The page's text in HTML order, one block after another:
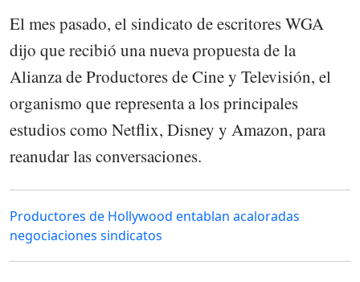
El mes pasado, el sindicato de escritores WGA
dijo que recibió una nueva propuesta de la
Alianza de Productores de Cine y Televisión, el
organismo que representa a los principales
estudios como Netflix, Disney y Amazon, para
reanudar las conversaciones.
Productores de Hollywood entablan acaloradas
negociaciones sindicatos